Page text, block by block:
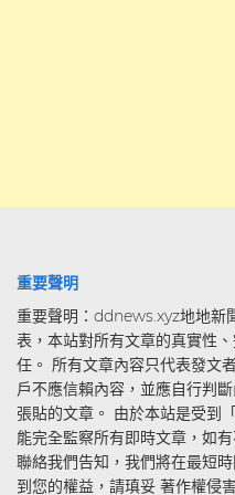
重要聲明
重要聲明：ddnews.xyz地地新
表，本站對所有文章的真實性
任。 所有文章內容只代表發文
戶不應信賴內容，並應自行判
張貼的文章。 由於本站是受到
能完全監察所有即時文章，如
聯絡我們告知，我們將在最短
到您的權益，請瑱妥 著作權侵